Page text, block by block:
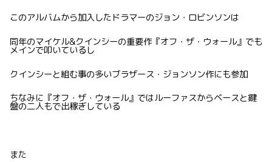
このアルバムから加入したドラマーのジョン・ロビンソンは
同年のマイケル&クインシーの重要作『オフ・ザ・ウォール』でも
メインで叩いているし
クインシーと組む事の多いブラザース・ジョンソン作にも参加
ちなみに『オフ・ザ・ウォール』ではルーファスからベースと鍵
盤の二人もで出稼ぎしている
また